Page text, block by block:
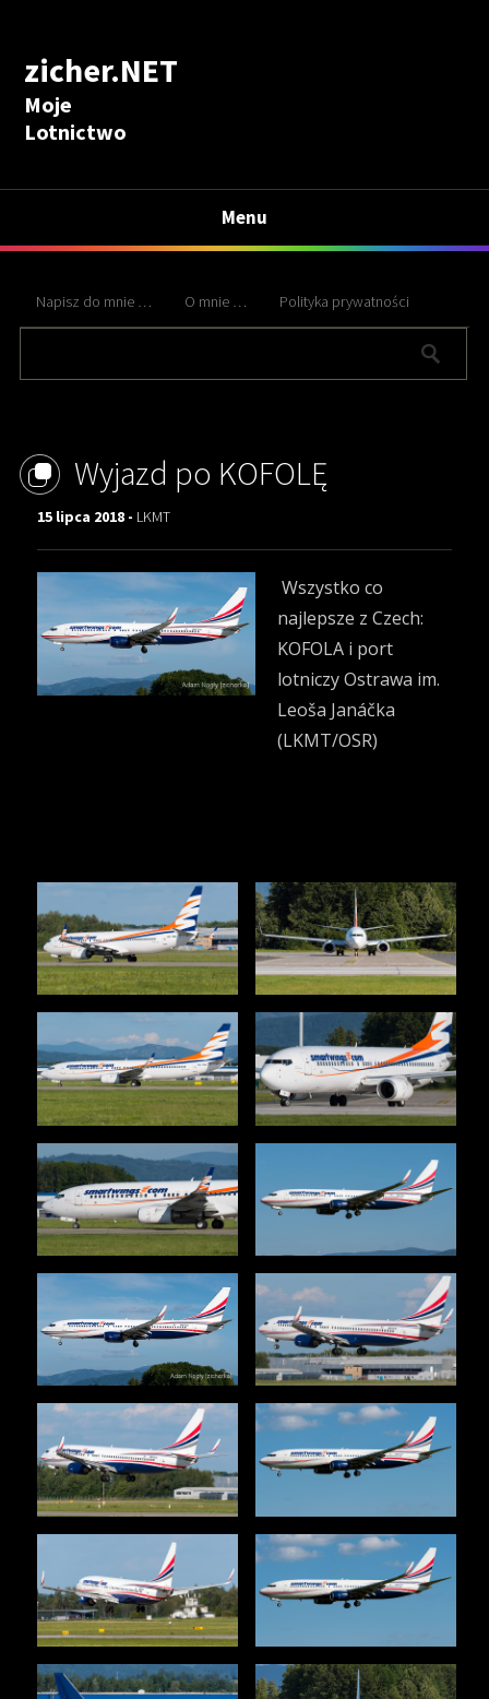
zicher.NET
Moje
Lotnictwo
Menu
Napisz do mnie … O mnie … Polityka prywatności
Wyjazd po KOFOLĘ
15 lipca 2018 - LKMT
Wszystko co
najlepsze z Czech:
KOFOLA i port
lotniczy Ostrawa im.
Leoša Janáčka
(LKMT/OSR)